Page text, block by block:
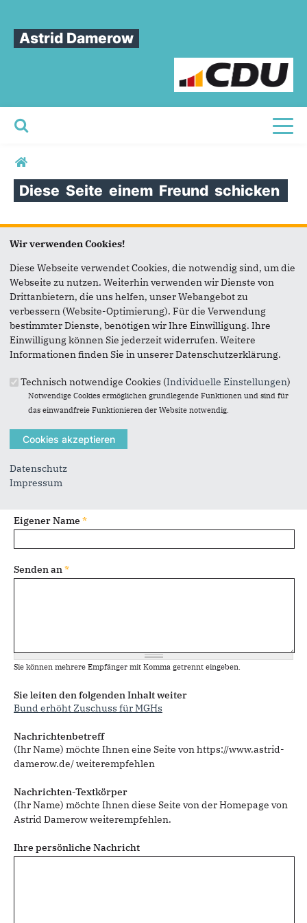
Astrid Damerow
Sie sind hier
Diese Seite einem Freund schicken
Diese Seite einem Freund
schicken
Seite versenden
Vielen Dank, dass Sie die Inhalte unserer Homepage
weiterempfehlen.
Anmerkung: Ihre E-Mail-Adresse wird benötigt um die
Personen, denen Sie die Seite weiterempfehlen, zu
informieren, von wem die Empfehlung kommt, und dass es
Das mit * gekennzeichnete Feld ist ein Pflichtfeld.
Eigene E-Mail-Adresse
Eigener Name *
Senden an*
Sie können mehrere Empfänger mit Komma getrennt eingeben.
Sie leiten den folgenden Inhalt weiter
Bund erhöht Zuschuss für MGHs
Nachrichtenbetreff
(Ihr Name) möchte Ihnen eine Seite von https://www.astrid-
damerow.de/ weiterempfehlen
Nachrichten-Textkörper
(Ihr Name) möchte Ihnen diese Seite von der Homepage von
Astrid Damerow weiterempfehlen.
Ihre persönliche Nachricht
Wir verwenden Cookies!
Diese Webseite verwendet Cookies, die notwendig sind, um die
Webseite zu nutzen. Weiterhin verwenden wir Dienste von
Drittanbietern, die uns helfen, unser Webangebot zu
verbessern (Website-Optimierung). Für die Verwendung
bestimmter Dienste, benötigen wir Ihre Einwilligung. Ihre
Einwilligung können Sie jederzeit widerrufen. Weitere
Informationen finden Sie in unserer Datenschutzerklärung.
Technisch notwendige Cookies (Individuelle Einstellungen)
Notwendige Cookies ermöglichen grundlegende Funktionen und sind für
das einwandfreie Funktionieren der Website notwendig.
Datenschutz
Impressum